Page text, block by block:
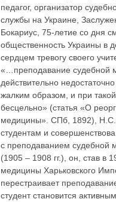
педагог, организатор
службы на Украине,
Бокариус, 75-летие со дня
общественность Украины в
сердцем тревогу своего
«…преподавание судебной
действительно
жалким образом, и при
бесцельно» (статья «О
медицины». СПб, 1892), Н.С.
студентам и
с преподаванием судебной
(1905 – 1908 гг.), он, став в
медицины Харьковского
перестраивает
студент становится